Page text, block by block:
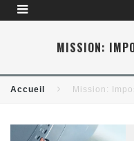
MISSION:
Accueil Mission: